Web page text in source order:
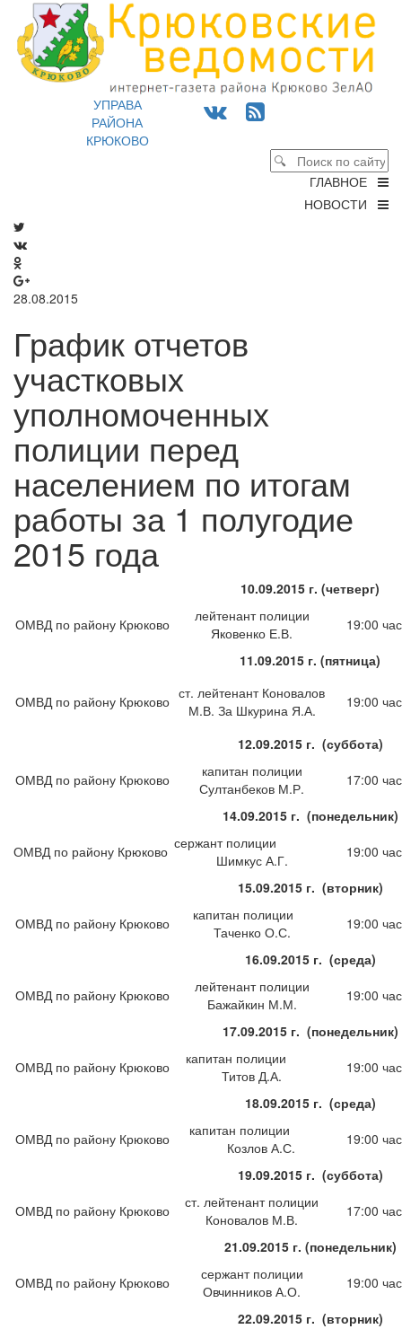
УПРАВА
РАЙОНА
КРЮКОВО
ГЛАВНОЕ
НОВОСТИ
28.08.2015
График отчетов
участковых
уполномоченных
полиции перед
населением по итогам
работы за 1 полугодие
2015 года
10.09.2015 г. (четверг)
ОМВД по району Крюково
лейтенант полиции
Яковенко Е.В.
19:00
11.09.2015 г. (пятница)
ОМВД по району Крюково ст. лейтенант Коновалов
М.В. За Шкурина Я.А.
19:00
12.09.2015 г. (суббота)
ОМВД по району Крюково
капитан полиции
Султанбеков М.Р.
17:00
14.09.2015 г. (понедельник)
ОМВД по району Крюково сержант полиции
Шимкус А.Г.
19:00
15.09.2015 г. (вторник)
ОМВД по району Крюково
капитан полиции
Таченко О.С.
19:00
16.09.2015 г. (среда)
ОМВД по району Крюково
лейтенант полиции
Бажайкин М.М.
19:00
17.09.2015 г. (понедельник)
ОМВД по району Крюково
капитан полиции
Титов Д.А.
19:00
18.09.2015 г. (среда)
ОМВД по району Крюково
капитан полиции
Козлов А.С.
19:00
19.09.2015 г. (суббота)
ОМВД по району Крюково
ст. лейтенант полиции
Коновалов М.В.
17:00
21.09.2015 г. (понедельник)
ОМВД по району Крюково
сержант полиции
Овчинников А.О.
19:00
22.09.2015 г. (вторник)